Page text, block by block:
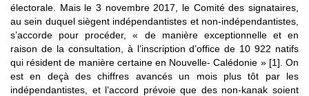
électorale. Mais le 3 novembre 2017, le Comité des signataires,
au sein duquel siègent indépendantistes et non-indépendantistes,
s’accorde pour procéder, « de manière exceptionnelle et en
raison de la consultation, à l’inscription d’office de 10 922 natifs
qui résident de manière certaine en Nouvelle- Calédonie » [1]. On
est en deçà des chiffres avancés un mois plus tôt par les
indépendantistes, et l’accord prévoie que des non-kanak soient